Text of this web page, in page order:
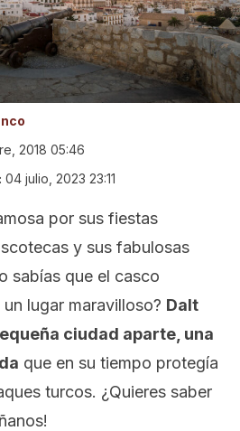
2018 05:46
04 julio, 2023 23:11
por sus fiestas
y sus fabulosas
sabías que el casco
lugar maravilloso? Dalt
ciudad aparte, una
que en su tiempo protegía
turcos. ¿Quieres saber